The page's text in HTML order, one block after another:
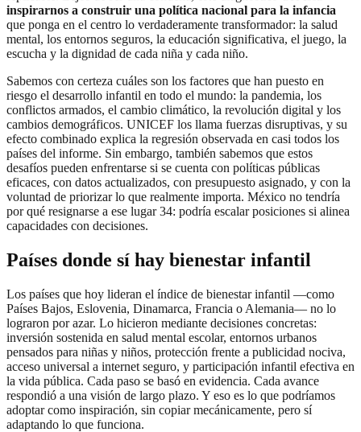
inspirarnos a construir una política nacional para la infancia
que ponga en el centro lo verdaderamente transformador: la salud
mental, los entornos seguros, la educación significativa, el juego, la
escucha y la dignidad de cada niña y cada niño.
Sabemos con certeza cuáles son los factores que han puesto en
riesgo el desarrollo infantil en todo el mundo: la pandemia, los
conflictos armados, el cambio climático, la revolución digital y los
cambios demográficos. UNICEF los llama fuerzas disruptivas, y su
efecto combinado explica la regresión observada en casi todos los
países del informe. Sin embargo, también sabemos que estos
desafíos pueden enfrentarse si se cuenta con políticas públicas
eficaces, con datos actualizados, con presupuesto asignado, y con la
voluntad de priorizar lo que realmente importa. México no tendría
por qué resignarse a ese lugar 34: podría escalar posiciones si alinea
capacidades con decisiones.
Países donde sí hay bienestar infantil
Los países que hoy lideran el índice de bienestar infantil —como
Países Bajos, Eslovenia, Dinamarca, Francia o Alemania— no lo
lograron por azar. Lo hicieron mediante decisiones concretas:
inversión sostenida en salud mental escolar, entornos urbanos
pensados para niñas y niños, protección frente a publicidad nociva,
acceso universal a internet seguro, y participación infantil efectiva en
la vida pública. Cada paso se basó en evidencia. Cada avance
respondió a una visión de largo plazo. Y eso es lo que podríamos
adoptar como inspiración, sin copiar mecánicamente, pero sí
adaptando lo que funciona.